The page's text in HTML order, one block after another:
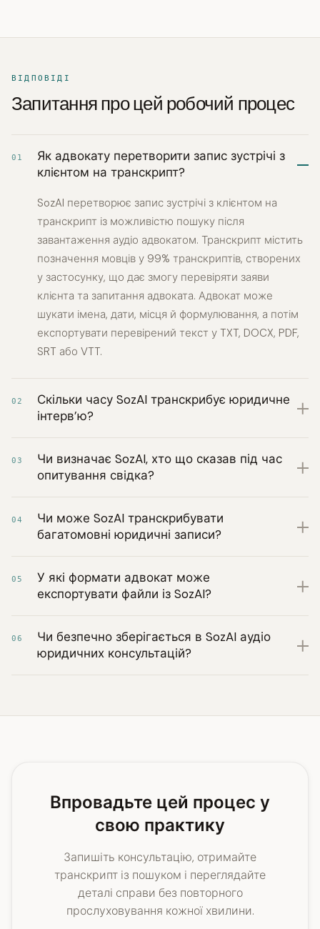
ВІДПОВІДІ
Запитання про цей робочий процес
01
Як адвокату перетворити запис зустрічі з
клієнтом на транскрипт?
SozAI перетворює запис зустрічі з клієнтом на
транскрипт із можливістю пошуку після
завантаження аудіо адвокатом. Транскрипт містить
позначення мовців у 99% транскриптів, створених
у застосунку, що дає змогу перевіряти заяви
клієнта та запитання адвоката. Адвокат може
шукати імена, дати, місця й формулювання, а потім
експортувати перевірений текст у TXT, DOCX, PDF,
SRT або VTT.
02
Скільки часу SozAI транскрибує юридичне
інтерв’ю?
03
Чи визначає SozAI, хто що сказав під час
опитування свідка?
04
Чи може SozAI транскрибувати
багатомовні юридичні записи?
05
У які формати адвокат може
експортувати файли із SozAI?
06
Чи безпечно зберігається в SozAI аудіо
юридичних консультацій?
Впровадьте цей процес у
свою практику
Запишіть консультацію, отримайте
транскрипт із пошуком і переглядайте
деталі справи без повторного
прослуховування кожної хвилини.